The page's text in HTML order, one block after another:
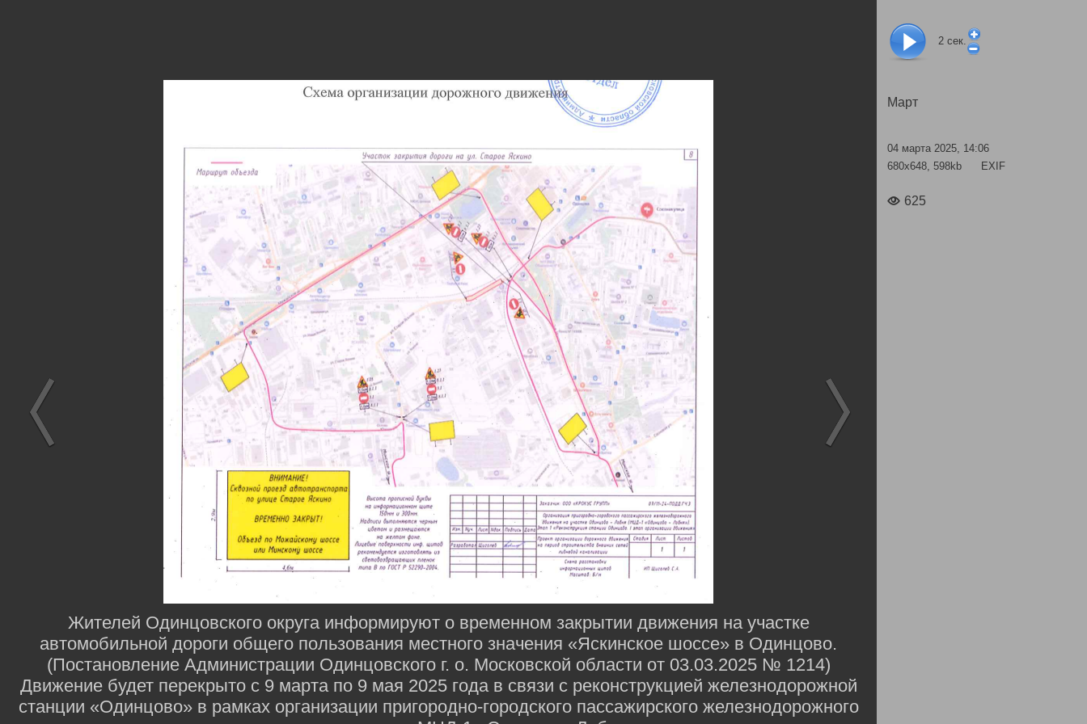
2 сек.
Март
04 марта 2025, 14:06
680x648, 598kb
EXIF
625
Жителей Одинцовского округа информируют о временном закрытии движения на участке
автомобильной дороги общего пользования местного значения «Яскинское шоссе» в Одинцово.
(Постановление Администрации Одинцовского г. о. Московской области от 03.03.2025 № 1214)
Движение будет перекрыто с 9 марта по 9 мая 2025 года в связи с реконструкцией железнодорожной
станции «Одинцово» в рамках организации пригородно-городского пассажирского железнодорожного